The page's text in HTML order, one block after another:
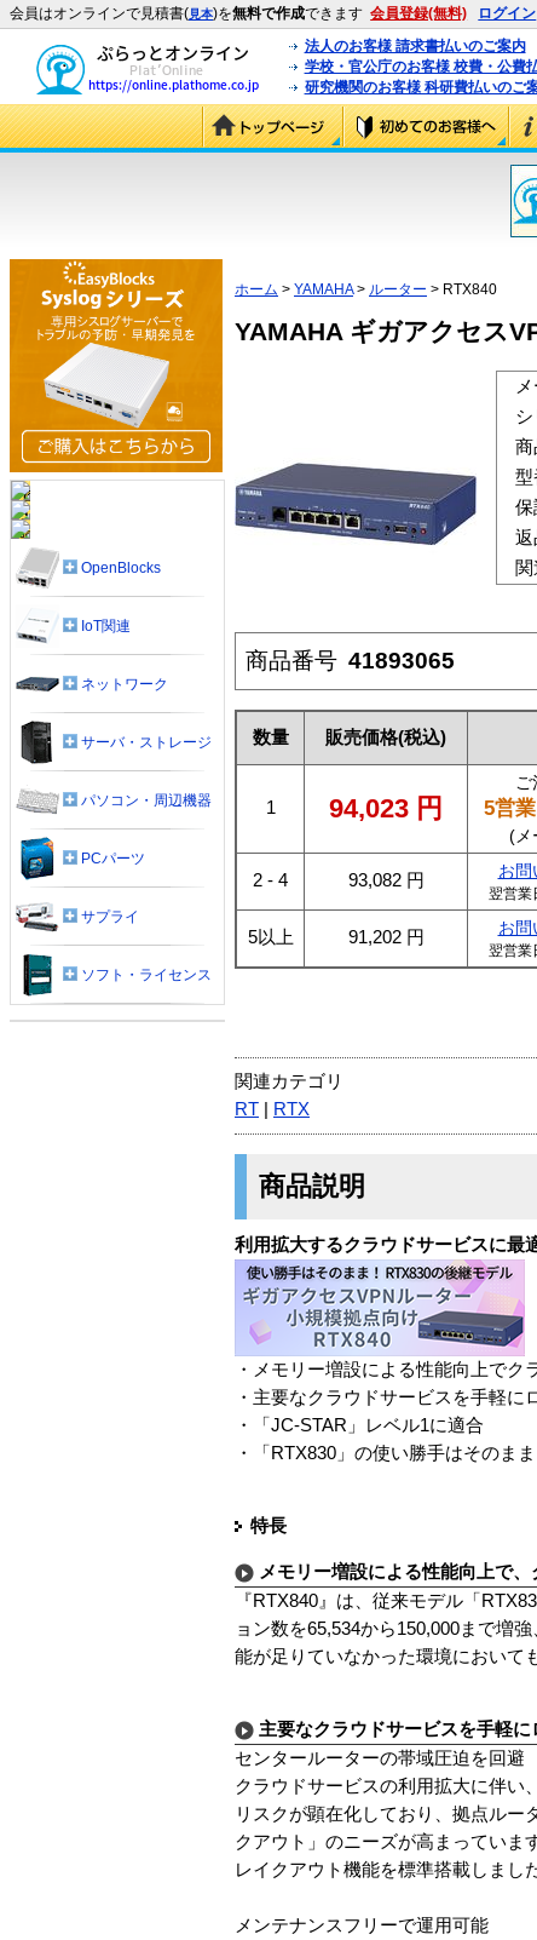
会員はオンラインで見積書(見本)を無料で作成できます 会員登録(無料) ログイン
法人のお客様 請求書払いのご案内
学校・官公庁のお客様 校費・公費
研究機関のお客様 科研費払いのご
ホーム > YAMAHA> ルーター > RTX840
YAMAHA ギガアクセス
商
型
保
返
関
商品番号 41893065
数量 販売価格(税込)
1 94,023 円 5営
(メ
2 - 4 93,082 円 お問
翌営業
5以上 91,202 円 お問
翌営業
関連カテゴリ
RT
RTX
商品説明
利用拡大するクラウドサービスに最
・メモリー増設による性能向上で
・主要なクラウドサービスを手軽に
・「JC-STAR」レベル1に適合
・「RTX830」の使い勝手はそのま
特長
メモリー増設による性能向上で
『RTX840』は、従来モデル「
ョン数を65,534から150,000まで増
能が足りていなかった環境において
主要なクラウドサービスを手軽に
センタールーターの帯域圧迫を回避
クラウドサービスの利用拡大に伴い
リスクが顕在化しており、拠点ルー
クアウト」のニーズが高まっていま
レイクアウト機能を標準搭載しまし
メンテナンスフリーで運用可能
OpenBlocks
IoT関連
ネットワーク
サーバ・ストレージ
パソコン・周辺機器
PCパーツ
サプライ
ソフト・ライセンス